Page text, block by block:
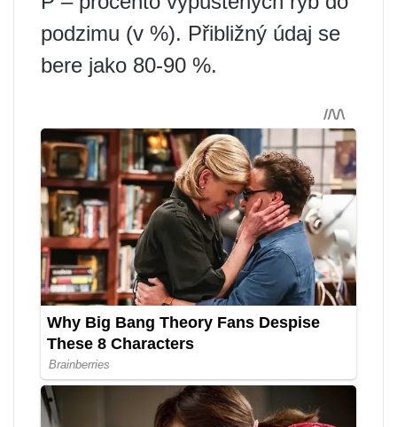
podzimu (v %). Přibližný údaj se
bere jako 80-90 %.